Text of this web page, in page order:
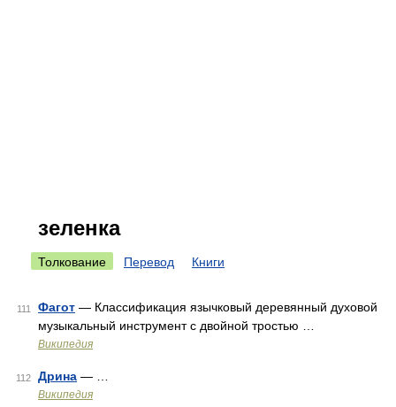
зеленка
Толкование Перевод Книги
111 Фагот — Классификация язычковый деревянный духовой
музыкальный инструмент с двойной тростью …
Википедия
112 Дрина — …
Википедия